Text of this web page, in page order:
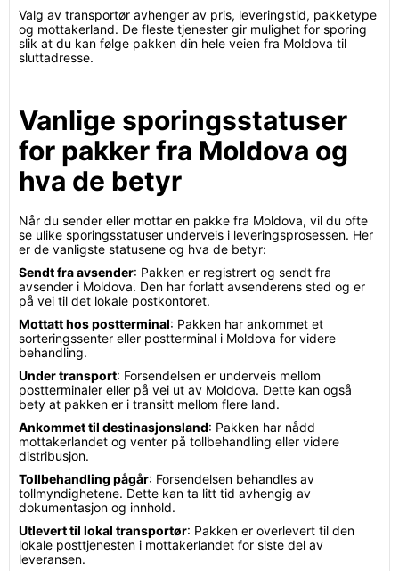
Valg av transportør avhenger av pris, leveringstid, pakketype
og mottakerland. De fleste tjenester gir mulighet for sporing
slik at du kan følge pakken din hele veien fra Moldova til
sluttadresse.
Vanlige sporingsstatuser
for pakker fra Moldova og
hva de betyr
Når du sender eller mottar en pakke fra Moldova, vil du ofte
se ulike sporingsstatuser underveis i leveringsprosessen. Her
er de vanligste statusene og hva de betyr:
Sendt fra avsender: Pakken er registrert og sendt fra
avsender i Moldova. Den har forlatt avsenderens sted og er
på vei til det lokale postkontoret.
Mottatt hos postterminal: Pakken har ankommet et
sorteringssenter eller postterminal i Moldova for videre
behandling.
Under transport: Forsendelsen er underveis mellom
postterminaler eller på vei ut av Moldova. Dette kan også
bety at pakken er i transitt mellom flere land.
Ankommet til destinasjonsland: Pakken har nådd
mottakerlandet og venter på tollbehandling eller videre
distribusjon.
Tollbehandling pågår: Forsendelsen behandles av
tollmyndighetene. Dette kan ta litt tid avhengig av
dokumentasjon og innhold.
Utlevert til lokal transportør: Pakken er overlevert til den
lokale posttjenesten i mottakerlandet for siste del av
leveransen.